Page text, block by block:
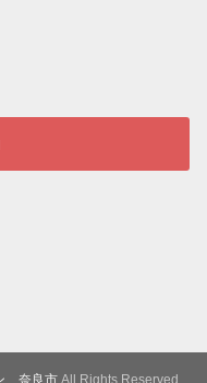
奈良市.All Rights Reserved.